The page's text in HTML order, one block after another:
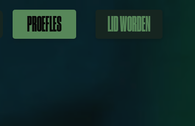
PROEFLES LID WORDEN